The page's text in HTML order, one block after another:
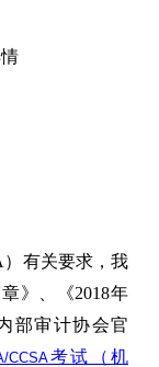
）有关要求，我
》、《2018年
部审计协会官
CCSA考试（机